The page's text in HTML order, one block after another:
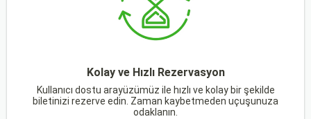
Kolay ve Hızlı Rezervasyon
Kullanıcı dostu arayüzümüz ile hızlı ve kolay bir şekilde
biletinizi rezerve edin. Zaman kaybetmeden uçuşunuza
odaklanın.